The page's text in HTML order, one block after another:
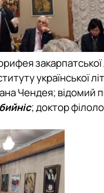
української
Чендея; відомий
; доктор